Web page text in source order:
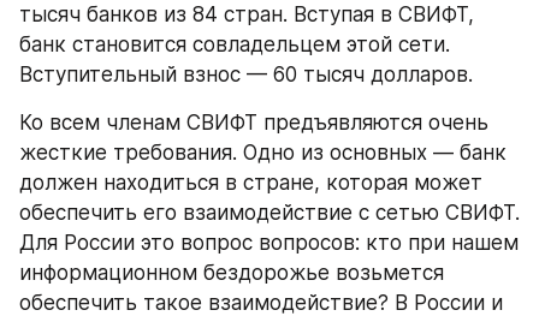
тысяч банков из 84 стран. Вступая в СВИФТ,
банк становится совладельцем этой сети.
Вступительный взнос — 60 тысяч долларов.
Ко всем членам СВИФТ предъявляются очень
жесткие требования. Одно из основных — банк
должен находиться в стране, которая может
обеспечить его взаимодействие с сетью СВИФТ.
Для России это вопрос вопросов: кто при нашем
информационном бездорожье возьмется
обеспечить такое взаимодействие? В России и